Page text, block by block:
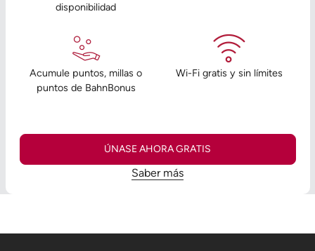
disponibilidad
Acumule puntos, millas o
puntos de BahnBonus
Wi-Fi gratis y sin límites
ÚNASE AHORA GRATIS
Saber más